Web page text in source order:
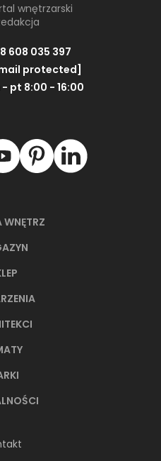
I ZAMIENNIKI
Ash
WNĘTRZ
wnętrzarski
608 035 397
protected]
- pt 8:00 - 16:00